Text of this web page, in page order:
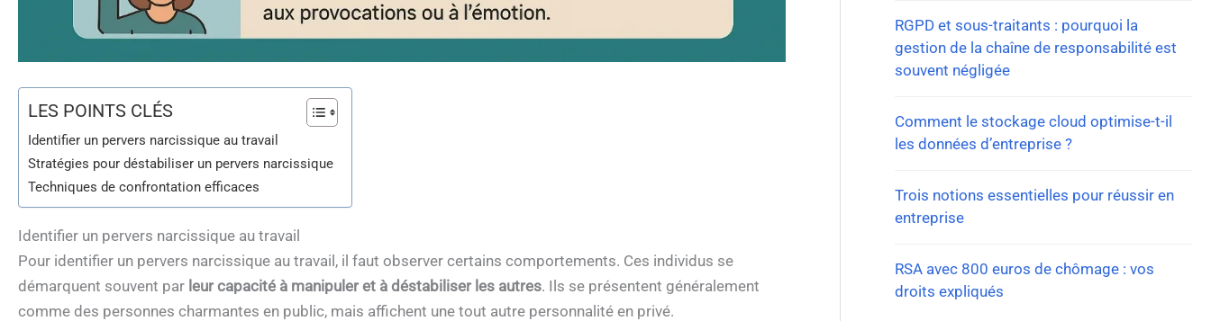
LES POINTS CLÉS
Identifier un pervers narcissique au travail
Stratégies pour déstabiliser un pervers narcissique
Techniques de confrontation efficaces
Identifier un pervers narcissique au travail
Pour identifier un pervers narcissique au travail, il faut observer certains comportements. Ces individus se
démarquent souvent par leur capacité à manipuler et à déstabiliser les autres. Ils se présentent généralement
comme des personnes charmantes en public, mais affichent une tout autre personnalité en privé.
RGPD et sous-traitants : pourquoi la
gestion de la chaîne de responsabilité est
souvent négligée
Comment le stockage cloud optimise-t-il
les données d’entreprise ?
Trois notions essentielles pour réussir en
entreprise
RSA avec 800 euros de chômage : vos
droits expliqués